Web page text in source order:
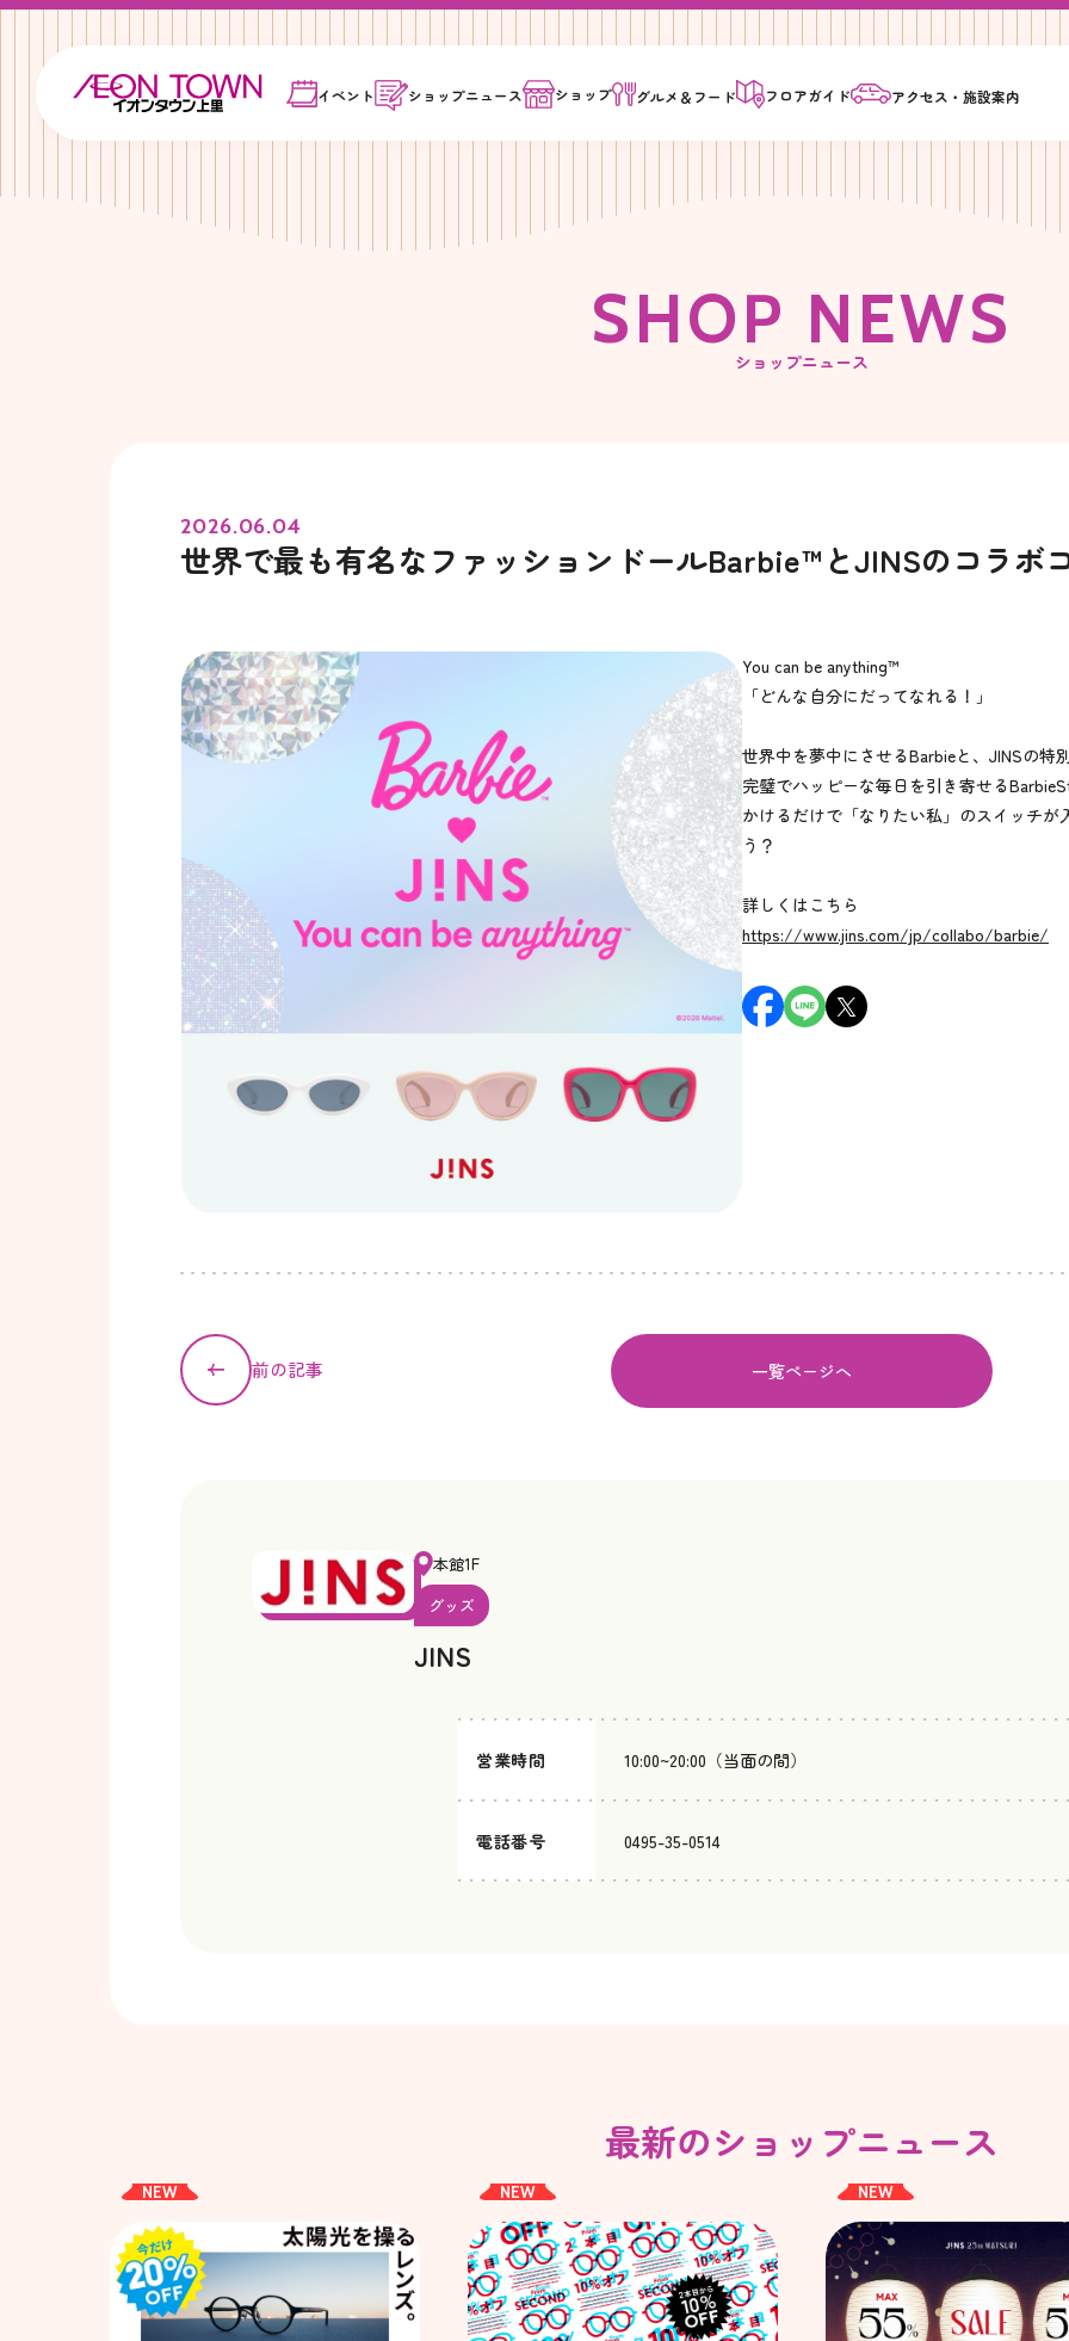
イベント ショップニュース ショップ グルメ＆ フード フロアガイド アクセス・施設案内
SHOP NEWS
ショップニュース
2026.06.04
世界で最も有名なファッションドールBarbie™とJINSのコラボ
You can be anything™
「どんな自分にだってなれる！」
世界中を夢中にさせるBarbieと、JINSの特
完璧でハッピーな毎日を引き寄せる
かけるだけで「なりたい私」のスイッチ
う？
詳しくはこちら
https://www.jins.com/jp/collabo/barbie/
前の記事 一覧ページへ
本館1F
グッズ
JINS
営業時間 10:00~20:00（当面の間）
電話番号 0495-35-0514
最新のショップニュース
NEW NEW NEW